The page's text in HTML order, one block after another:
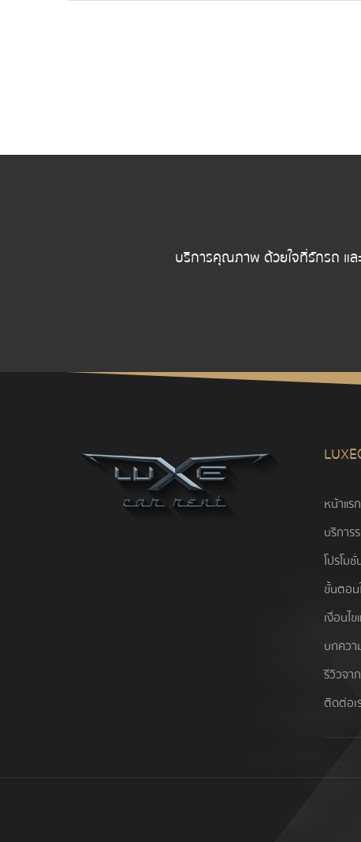
บริการคุณภาพ ด้วยใจที่รักรถ แ
หน้าแรก
บริการ
โปรโมชั่
ขั้นตอน
เงื่อนไ
บทควา
รีวิวจา
ติดต่อเ